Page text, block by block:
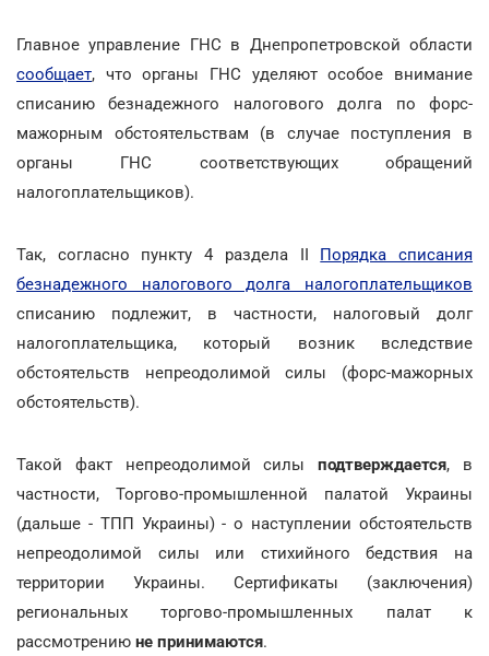
Главное управление ГНС в Днепропетровской области
сообщает, что органы ГНС уделяют особое внимание
списанию безнадежного налогового долга по форс-
мажорным обстоятельствам (в случае поступления в
органы ГНС соответствующих обращений
налогоплательщиков).
Так, согласно пункту 4 раздела II Порядка списания
безнадежного налогового долга налогоплательщиков
списанию подлежит, в частности, налоговый долг
налогоплательщика, который возник вследствие
обстоятельств непреодолимой силы (форс-мажорных
обстоятельств).
Такой факт непреодолимой силыподтверждается, в
частности, Торгово-промышленной палатой Украины
(дальше - ТПП Украины) - о наступлении обстоятельств
непреодолимой силы или стихийного бедствия на
территории Украины. Сертификаты (заключения)
региональных торгово-промышленных палат к
рассмотрению не принимаются.